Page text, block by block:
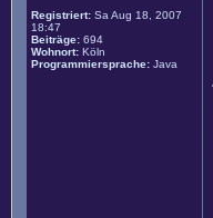
Registriert: Sa Aug 18, 2007
18:47
Beiträge: 694
Wohnort: Köln
Programmiersprache: Java